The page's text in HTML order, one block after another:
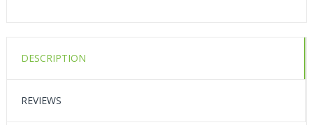
DESCRIPTION
REVIEWS